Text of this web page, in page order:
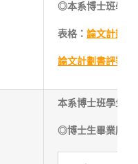
◎本系博士班學生
表格： 論文計劃審
論文計劃書評審表
本系博士班學生通
◎博士生畢業所需